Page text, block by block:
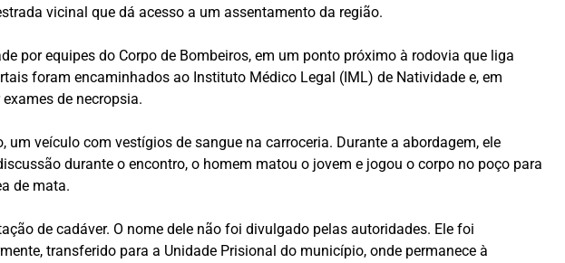
vicinal que dá acesso a um assentamento da região.
por equipes do Corpo de Bombeiros, em um ponto próximo à rodovia que liga
foram encaminhados ao Instituto Médico Legal (IML) de Natividade e, em
de necropsia.
veículo com vestígios de sangue na carroceria. Durante a abordagem, ele
durante o encontro, o homem matou o jovem e jogou o corpo no poço para
de mata.
de cadáver. O nome dele não foi divulgado pelas autoridades. Ele foi
transferido para a Unidade Prisional do município, onde permanece à